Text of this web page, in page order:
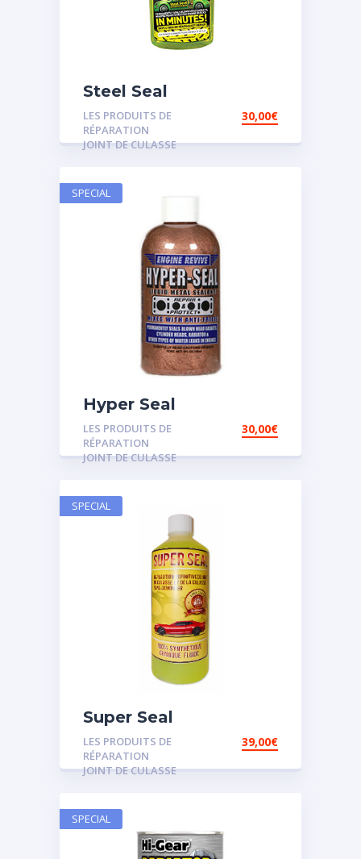
Steel Seal
LES PRODUITS DE
RÉPARATION
JOINT DE CULASSE
30,00€
Hyper Seal
LES PRODUITS DE
RÉPARATION
JOINT DE CULASSE
30,00€
SPECIAL
Super Seal
LES PRODUITS DE
RÉPARATION
JOINT DE CULASSE
39,00€
SPECIAL
SPECIAL